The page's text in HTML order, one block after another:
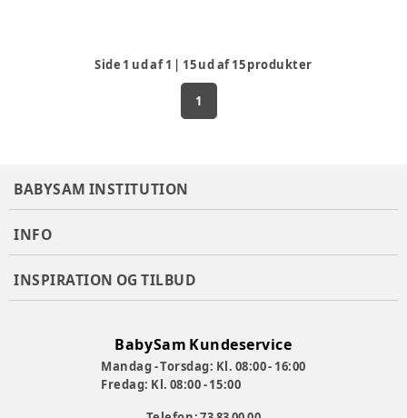
Side 1 ud af1 15ud af15produkter
1
BABYSAM INSTITUTION
INFO
INSPIRATION OG TILBUD
BabySam Kundeservice
Mandag - Torsdag: Kl. 08:00 - 16:00
Fredag: Kl. 08:00 - 15:00